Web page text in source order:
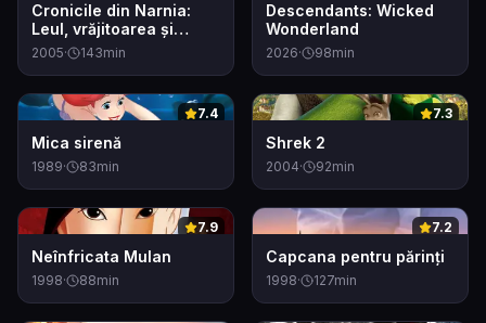
Cronicile din Narnia:
Leul, vrăjitoarea și
dulapul
2005· 143min
Descendants: Wicked
Wonderland
2026· 98min
0 7.4
Mica sirenă
1989· 83min
0 7.3
Shrek 2
2004· 92min
0 7.9
Neînfricata Mulan
1998· 88min
0 7.2
Capcana pentru părinți
1998· 127min